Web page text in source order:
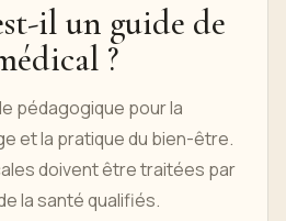
il un guide de
?
pédagogique pour la
et la pratique du bien-être.
doivent être traitées par
la santé qualifiés.